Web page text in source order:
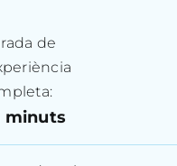
de
minuts